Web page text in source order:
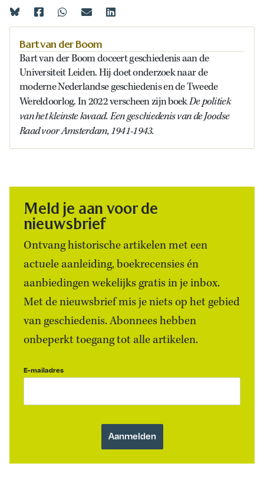
Bart van der Boom
Bart van der Boom doceert geschiedenis aan de
Universiteit Leiden. Hij doet onderzoek naar de
moderne Nederlandse geschiedenis en de Tweede
Wereldoorlog. In 2022 verscheen zijn boekDe politiek
van het kleinste kwaad. Een geschiedenis van de Joodse
Raad voor Amsterdam, 1941-1943.
Meld je aan voor de
nieuwsbrief
Ontvang historische artikelen met een
actuele aanleiding, boekrecensies én
aanbiedingen wekelijks gratis in je inbox.
Met de nieuwsbrief mis je niets op het gebied
van geschiedenis. Abonnees hebben
onbeperkt toegang tot alle artikelen.
E-mailadres